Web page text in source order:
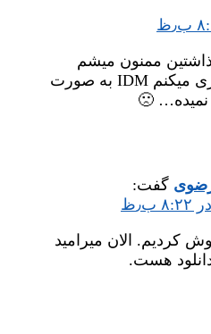
نذاشتین ممنون میشم
اونارم بذارید من هرکاری میکنم IDM به صورت
نمیده… 🙁
گفت:
کردیم. الان میرامید
هست.